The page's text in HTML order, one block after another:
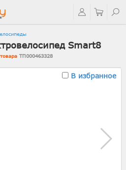
Smart8
ТП000463328
В избранное